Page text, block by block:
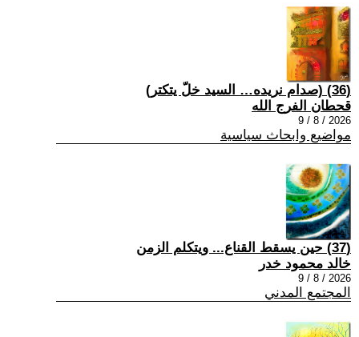
(36) (صدام نريده… السيد خلّ يتكتر)
قحطان الفرج الله
2026 / 8 / 9
مواضيع وابحاث سياسية
(37) حين يسقط القناع... ويتكلم الزمن
خالد محمود خدر
2026 / 8 / 9
المجتمع المدني